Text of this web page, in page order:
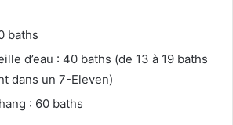
baths
d’eau : 40 baths (de 13 à 19 baths
dans un 7-Eleven)
: 60 baths